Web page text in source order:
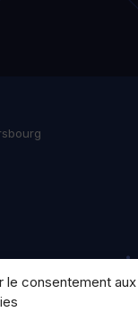
le consentement aux